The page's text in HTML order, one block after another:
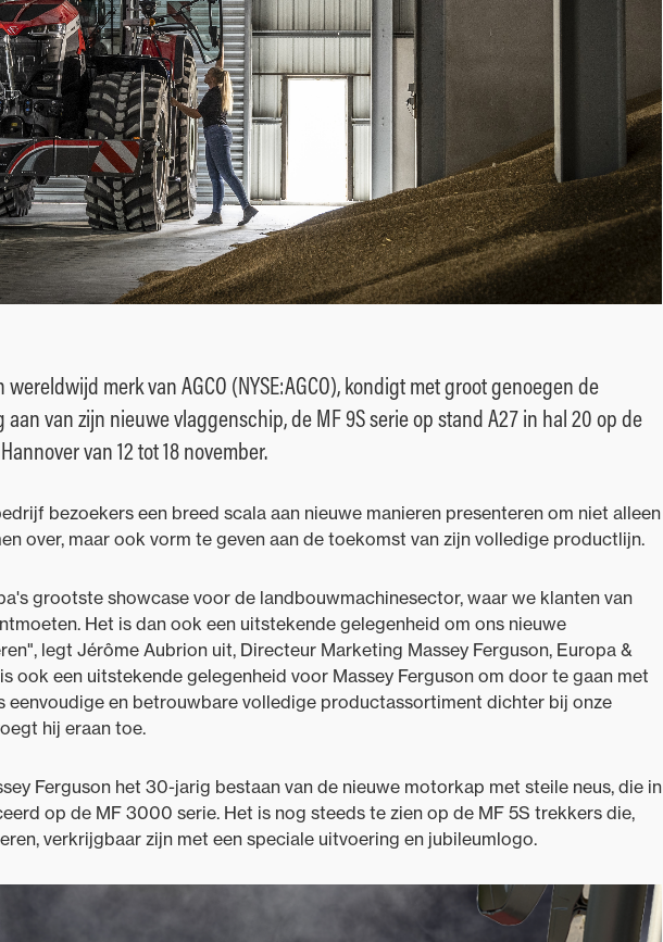
merk van AGCO (NYSE:AGCO), kondigt met groot genoegen de
van zijn nieuwe vlaggenschip, de MF 9S serie op stand A27 in hal 20 op de
van 12 tot 18 november.
bezoekers een breed scala aan nieuwe manieren presenteren om niet alleen
over, maar ook vorm te geven aan de toekomst van zijn volledige productlijn.
grootste showcase voor de landbouwmachinesector, waar we klanten van
Het is dan ook een uitstekende gelegenheid om ons nieuwe
legt Jérôme Aubrion uit, Directeur Marketing Massey Ferguson, Europa &
ook een uitstekende gelegenheid voor Massey Ferguson om door te gaan met
eenvoudige en betrouwbare volledige productassortiment dichter bij onze
hij eraan toe.
Ferguson het 30-jarig bestaan van de nieuwe motorkap met steile neus, die in
op de MF 3000 serie. Het is nog steeds te zien op de MF 5S trekkers die,
verkrijgbaar zijn met een speciale uitvoering en jubileumlogo.